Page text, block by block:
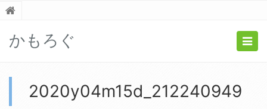
かもろぐ
2020y04m15d_212240949